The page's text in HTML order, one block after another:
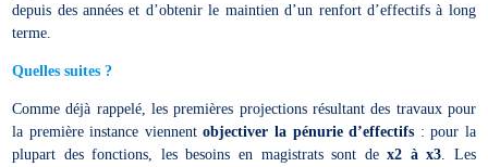
depuis des années et d’obtenir le maintien d’un renfort d’effectifs à long
terme.
Quelles suites ?
Comme déjà rappelé, les premières projections résultant des travaux pour
la première instance viennentobjectiver la pénurie d’effectifs : pour la
plupart des fonctions, les besoins en magistrats sont dex2 à x3 . Les